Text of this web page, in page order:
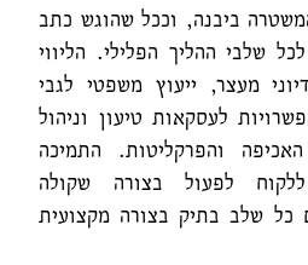
ביבנה, וככל שהוגש כתב
שלבי ההליך הפלילי. הליווי
מעצר, ייעוץ משפטי לגבי
לעסקאות טיעון וניהול
והפרקליטות. התמיכה
לפעול בצורה שקולה
כל שלב בתיק בצורה מקצועית